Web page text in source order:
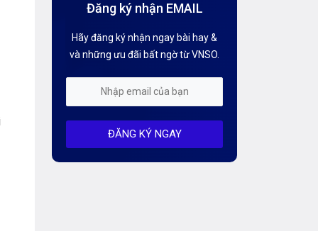
Hướng dẫn Tên miền
Kiến thức AI
Mỗi tuần 01 Server
Server Dedicated (Máy chủ riêng)
Đăng ký nhận EMAIL
Hãy đăng ký nhận ngay bài hay &
và những ưu đãi bất ngờ từ VNSO.
ĐĂNG KÝ NGAY